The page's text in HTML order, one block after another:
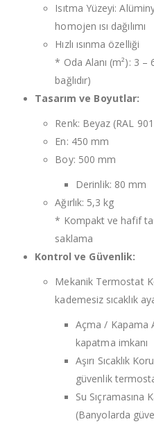
Isıtma Yüzeyi:
homojen ısı dağılımı
Hızlı ısınma özelliği
* Oda Alanı (m²): 3
bağlıdır)
Tasarım ve Boyutlar:
Renk: Beyaz (RAL
En: 450 mm
Boy: 500 mm
Derinlik: 80 mm
Ağırlık: 5,3 kg
* Kompakt ve hafif
saklama
Kontrol ve Güvenlik:
Mekanik Termostat
kademesiz sıcaklık
Açma / Kapama
kapatma imkanı
Aşırı Sıcaklık
güvenlik
Su Sıçramasına
(Banyolarda